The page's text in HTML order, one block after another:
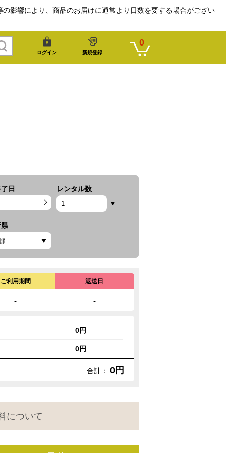
影響により、商品のお届けに通常より日数を要する場合がござい
ログイン 新規登録
0
日 レンタル数
ご利用期間
-
返送日
-
0円
0円
合計： 0円
について